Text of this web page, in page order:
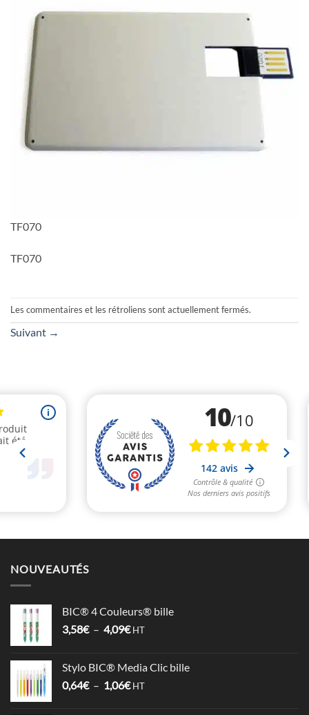
TF070
TF070
Les commentaires et les rétroliens sont actuellement fermés.
Suivant →
NOUVEAUTÉS
BIC® 4 Couleurs® bille
3,58€ – 4,09€Plage
3,58€
à
HT
Stylo BIC® Media Clic bille
0,64€ – 1,06€Plage
HT